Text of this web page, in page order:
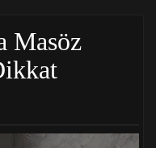
Masöz